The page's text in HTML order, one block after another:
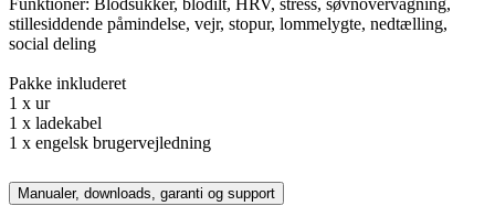
stillesiddende påmindelse, vejr, stopur, lommelygte, nedtælling,
social deling
Pakke inkluderet
1 x ur
1 x ladekabel
1 x engelsk brugervejledning
Manualer, downloads, garanti og support